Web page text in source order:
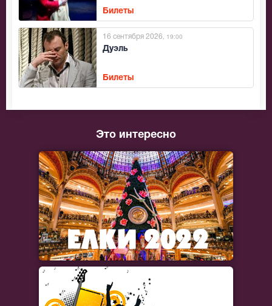
Билеты
Дуэль
16 сентября 2026 , 19:00
Билеты
Это интересно